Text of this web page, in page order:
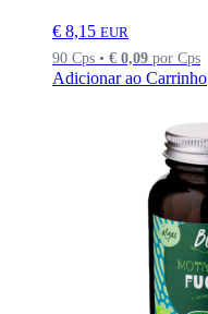
€ 8,15 EUR
90 Cps • € 0,09 por Cps
Adicionar ao Carrinho